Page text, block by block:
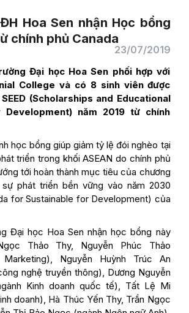
Hoa Sen nhận Học bổng
chính phủ Canada
23/07/2019
Đại học Hoa Sen phối hợp với
College và có 8 sinh viên được
(Scholarships and Educational
Development) năm 2019 từ chính
học bổng giúp giảm tỷ lệ đói nghèo tại
triển trong khối ASEAN do chính phủ
tới hoàn thành mục tiêu của chương
phát triển bền vững vào năm 2030
for Sustainable for Development) của
Đại học Hoa Sen nhận học bổng này
Thảo Thy, Nguyễn Phúc Thảo
Marketing), Nguyễn Huỳnh Trúc An
nghệ truyền thông), Dương Nguyễn
Kinh doanh quốc tế), Tất Lệ Mi
doanh), Hà Thúc Yến Thy, Trần Ngọc